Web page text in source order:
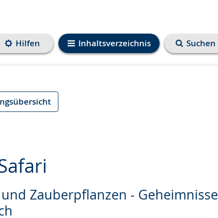
Inhaltsverzeichnis
Hilfen Suchen
Zauberpflanzen -